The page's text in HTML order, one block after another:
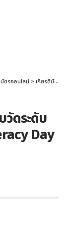
ตรออนไลน์ > เกียรติบัตรออนไลน์ ทำข้อสอบวัดระดับความรู้ International Literacy Day
วัดระดับ
Day